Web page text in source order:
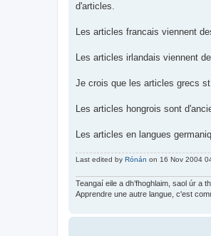
d'articles.
Les articles francais viennent
Les articles irlandais viennent
Je crois que les articles grecs
Les articles hongrois sont
Les articles en langues
Last edited by Rónán on 16 Nov 2004
Teangaí eile a dh’fhoghlaim, saol úr a
Apprendre une autre langue, c'est